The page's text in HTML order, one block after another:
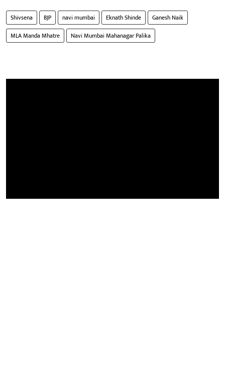
Shivsena BJP navi mumbai Eknath Shinde
Ganesh Naik
MLA Manda Mhatre
Navi Mumbai Mahanagar Palika